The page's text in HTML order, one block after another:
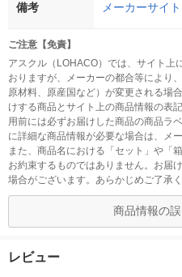
備考 メーカーサイ
ご注意【免責】
アスクル（LOHACO）では、サイト上
おりますが、メーカーの都合等により
原材料、原産国など）が変更される場
けする商品とサイト上の商品情報の表
用前には必ずお届けした商品の商品ラ
に詳細な商品情報が必要な場合は、メ
また、商品名における「セット」や「
お約束するものではありません。お届
場合がございます。あらかじめご了承く
商品情報の
レビュー